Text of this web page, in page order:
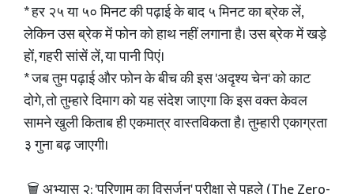
* हर २५ या ५० मिनट की पढ़ाई के बाद ५ मिनट का ब्रेक लें,
लेकिन उस ब्रेक में फोन को हाथ नहीं लगाना है। उस ब्रेक में खड़े
हों, गहरी सांसें लें, या पानी पिएं।
* जब तुम पढ़ाई और फोन के बीच की इस 'अदृश्य चेन' को काट
दोगे, तो तुम्हारे दिमाग को यह संदेश जाएगा कि इस वक्त केवल
सामने खुली किताब ही एकमात्र वास्तविकता है। तुम्हारी एकाग्रता
३ गुना बढ़ जाएगी।